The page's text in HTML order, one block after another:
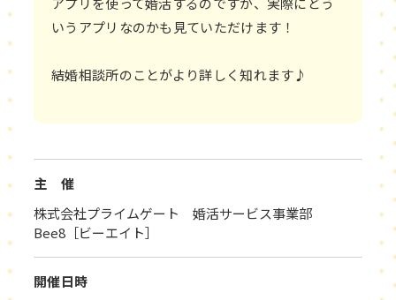
いうアプリなのかも見ていただけます！
結婚相談所のことがより詳しく知れます♪
主 催
株式会社プライムゲート 婚活サービス事業部
Bee8［ビーエイト］
開催日時